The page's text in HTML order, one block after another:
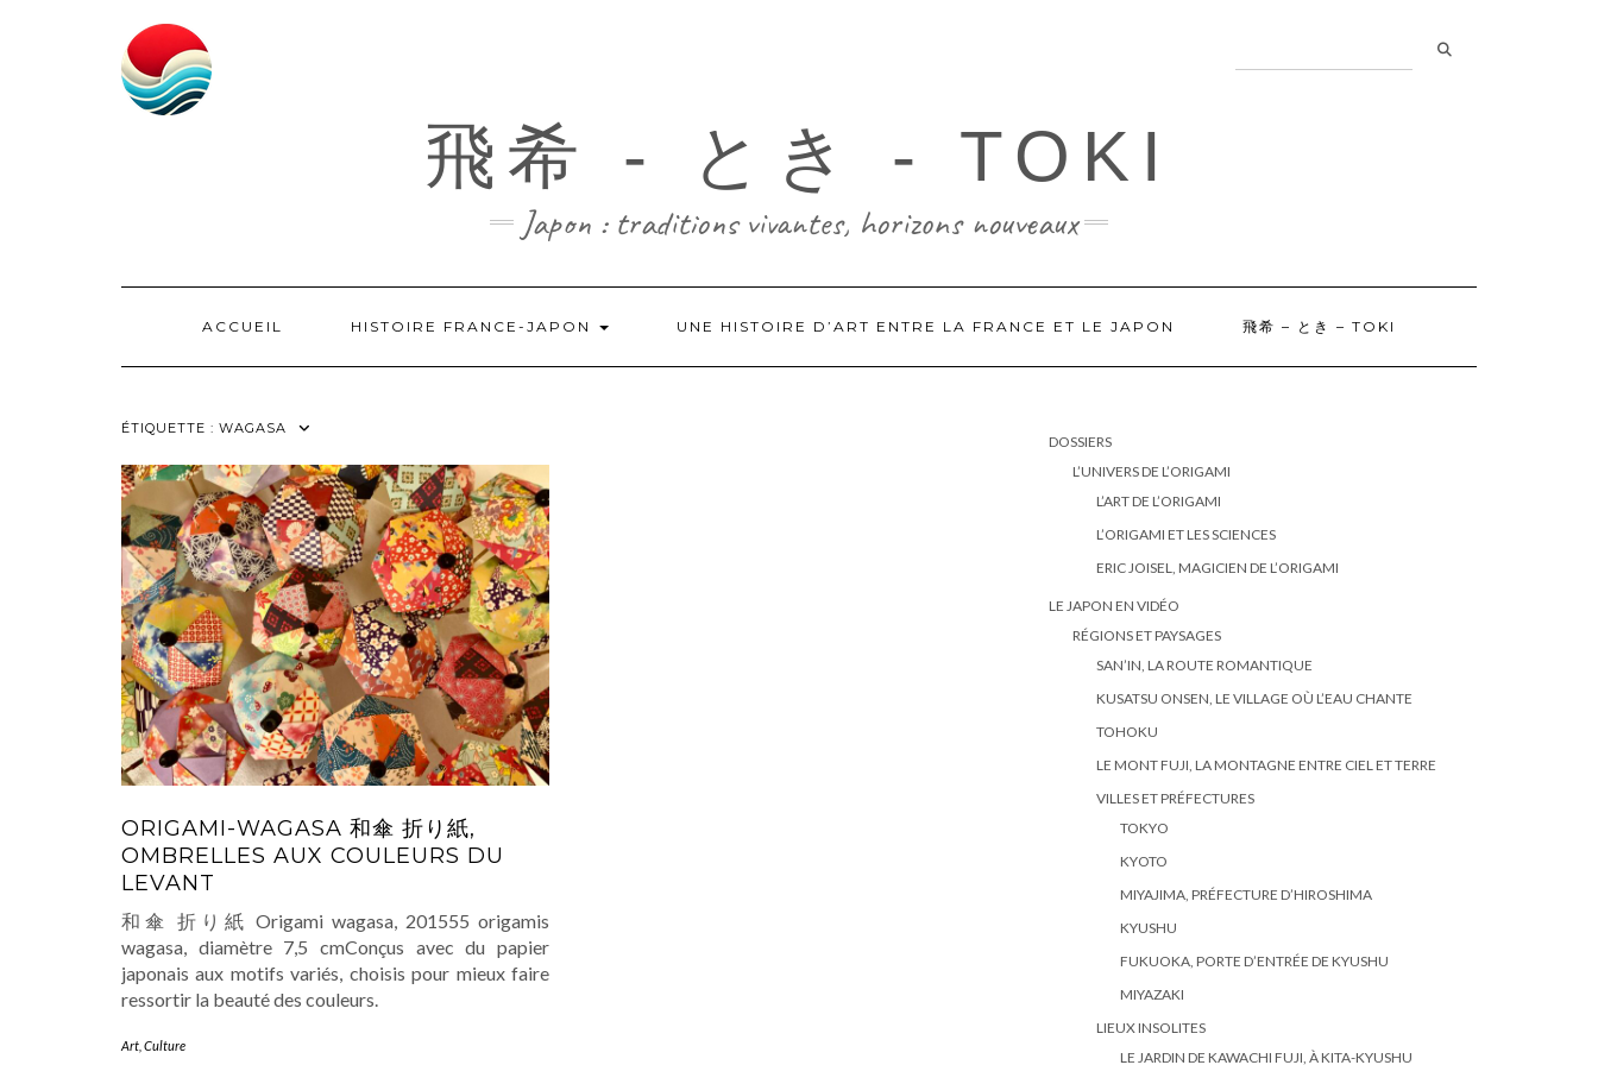
飛希 - とき - TOKI
Japon : traditions vivantes, horizons nouveaux
ACCUEIL HISTOIRE FRANCE-JAPON UNE HISTOIRE D’ART ENTRE LA FRANCE ET LE JAPON 飛希 – とき – TOKI
ÉTIQUETTE : WAGASA
ORIGAMI-WAGASA 和傘 折り紙,
OMBRELLES AUX COULEURS DU
LEVANT
和傘 折り紙 Origami wagasa, 201555 origamis
wagasa, diamètre 7,5 cmConçus avec du papier
japonais aux motifs variés, choisis pour mieux faire
ressortir la beauté des couleurs.
Art Culture
DOSSIERS
L’UNIVERS DE L’ORIGAMI
L’ART DE L’ORIGAMI
L’ORIGAMI ET LES SCIENCES
ERIC JOISEL, MAGICIEN DE L’ORIGAMI
LE JAPON EN VIDÉO
RÉGIONS ET PAYSAGES
SAN’IN, LA ROUTE ROMANTIQUE
KUSATSU ONSEN, LE VILLAGE OÙ L’EAU CHANTE
TOHOKU
LE MONT FUJI, LA MONTAGNE ENTRE CIEL ET TERRE
VILLES ET PRÉFECTURES
TOKYO
KYOTO
MIYAJIMA, PRÉFECTURE D’HIROSHIMA
KYUSHU
FUKUOKA, PORTE D’ENTRÉE DE KYUSHU
MIYAZAKI
LIEUX INSOLITES
LE JARDIN DE KAWACHI FUJI, À KITA-KYUSHU